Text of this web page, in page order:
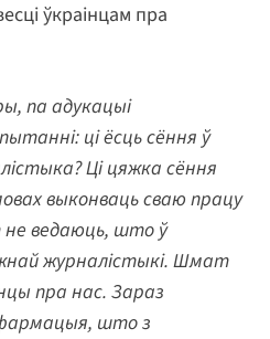
ўкраінцам пра
па адукацыі
ці ёсць сёння ў
Ці цяжка сёння
выконваць сваю працу
не ведаюць, што ў
журналістыкі. Шмат
пра нас. Зараз
што з